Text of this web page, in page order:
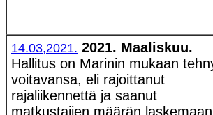
14.03,2021. 2021. Maaliskuu.
Hallitus on Marinin mukaan
voitavansa, eli rajoittanut
rajaliikennettä ja saanut
matkustajien määrän laskemaan